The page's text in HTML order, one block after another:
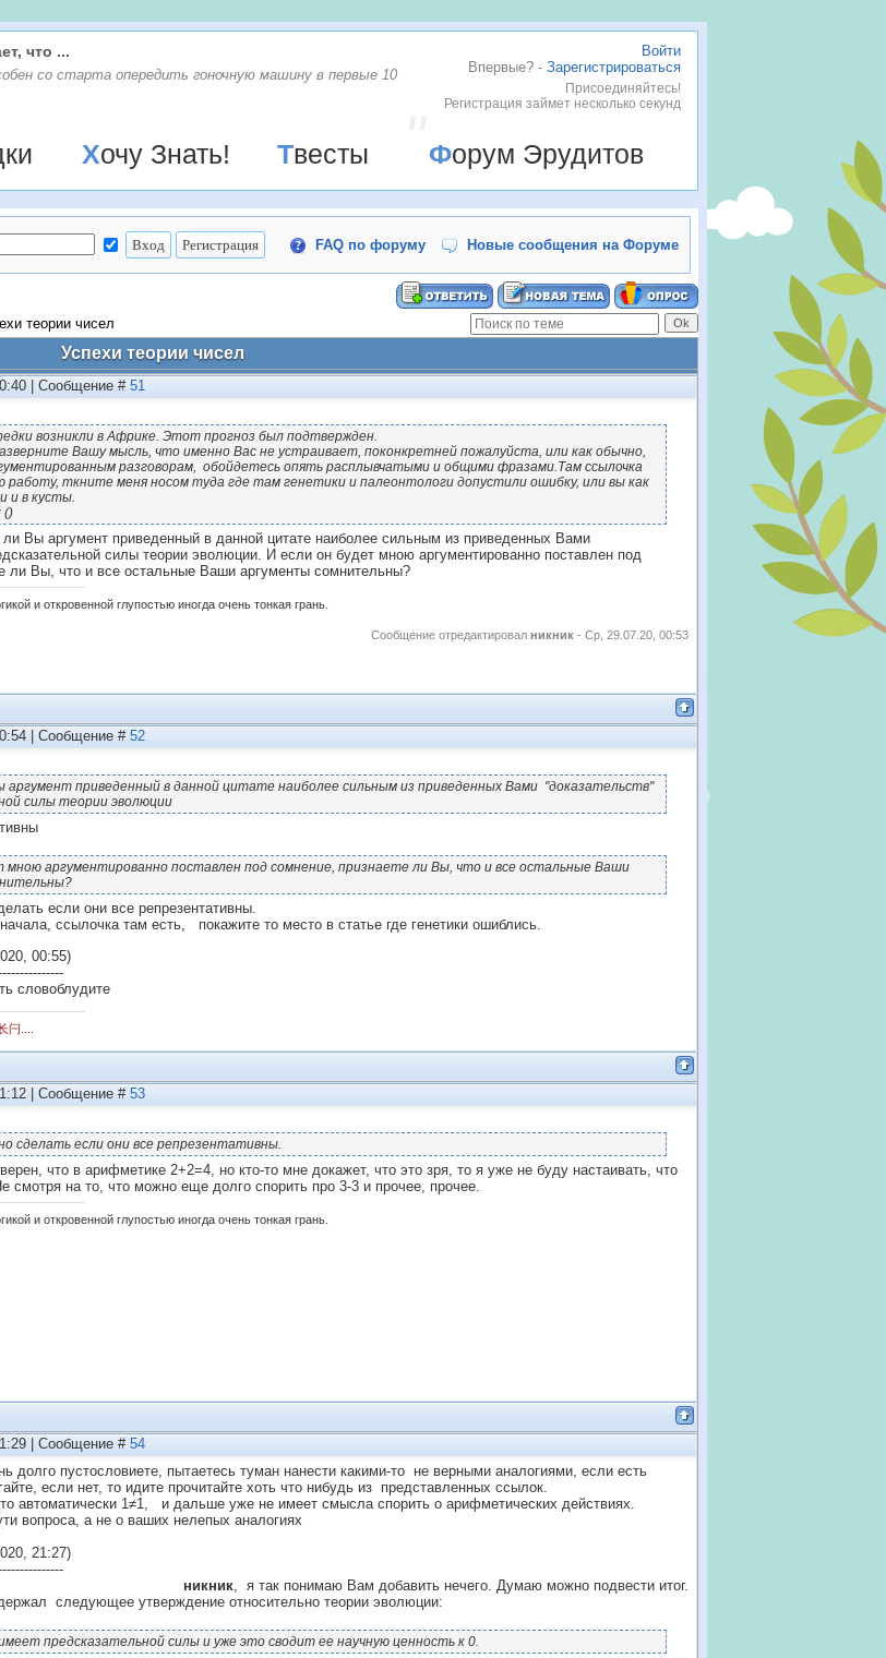
Войти
Впервые? - Зарегистрироваться
Присоединяйтесь!
Регистрация займет несколько секунд
что ...
со старта опередить гоночную машину в первые 10
Хочу Знать! Твесты Форум Эрудитов
FAQ по форуму Новые сообщения на Форуме
теории чисел
Успехи теории чисел
| Сообщение #51
возникли в Африке. Этот прогноз был подтвержден.
Вашу мысль, что именно Вас не устраивает, поконкретней пожалуйста, или как обычно,
разговорам, обойдетесь опять расплывчатыми и общими фразами.Там ссылочка
работу, ткните меня носом туда где там генетики и палеонтологи допустили ошибку, или вы как
и в кусты.
()
ли Вы аргумент приведенный в данной цитате наиболее сильным из приведенных Вами
силы теории эволюции. И если он будет мною аргументированно поставлен под
ли Вы, что и все остальные Ваши аргументы сомнительны?
и откровенной глупостью иногда очень тонкая грань.
Сообщение отредактировал никник - Ср, 29.07.20, 00:53
| Сообщение #52
аргумент приведенный в данной цитате наиболее сильным из приведенных Вами "доказательств"
силы теории эволюции
мною аргументированно поставлен под сомнение, признаете ли Вы, что и все остальные Ваши
если они все репрезентативны.
ссылочка там есть, покажите то место в статье где генетики ошиблись.
00:55)
словоблудите
....
| Сообщение #53
сделать если они все репрезентативны.
что в арифметике 2+2=4, но кто-то мне докажет, что это зря, то я уже не буду настаивать, что
смотря на то, что можно еще долго спорить про 3-3 и прочее, прочее.
и откровенной глупостью иногда очень тонкая грань.
| Сообщение #54
долго пустословиете, пытаетесь туман нанести какими-то не верными аналогиями, если есть
если нет, то идите прочитайте хоть что нибудь из представленных ссылок.
автоматически 1≠1, и дальше уже не имеет смысла спорить о арифметических действиях.
вопроса, а не о ваших нелепых аналогиях
21:27)
никник, я так понимаю Вам добавить нечего. Думаю можно подвести итог.
следующее утверждение относительно теории эволюции:
предсказательной силы и уже это сводит ее научную ценность к 0.